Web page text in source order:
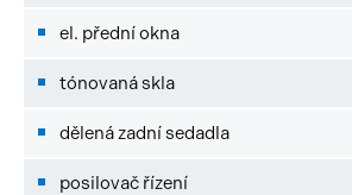
el. přední okna
tónovaná skla
dělená zadní sedadla
posilovač řízení